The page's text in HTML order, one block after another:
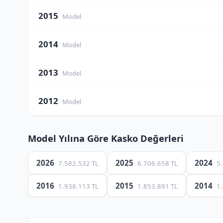
2015 Model
2014 Model
2013 Model
2012 Model
Model Yılına Göre Kasko Değerleri
2026 7.582.532 TL 2025 6.706.658 TL 2024
2016 1.938.113 TL 2015 1.853.891 TL 2014